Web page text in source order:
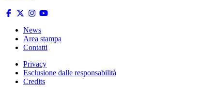
News
Area stampa
Contatti
Privacy
Esclusione dalle responsabilità
Credits